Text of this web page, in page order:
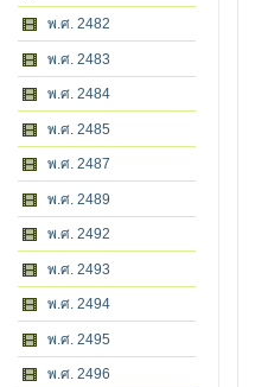
พ.ศ. 2482
พ.ศ. 2483
พ.ศ. 2484
พ.ศ. 2485
พ.ศ. 2487
พ.ศ. 2489
พ.ศ. 2492
พ.ศ. 2493
พ.ศ. 2494
พ.ศ. 2495
พ.ศ. 2496